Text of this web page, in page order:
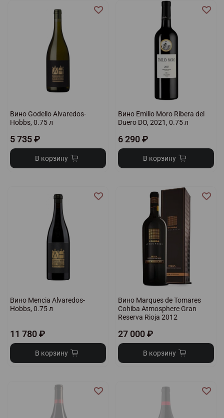
Вино Godello Alvaredos-
Hobbs, 0.75 л
5 735 ₽
В корзину
Вино Emilio Moro Ribera del
Duero DO, 2021, 0.75 л
6 290 ₽
В корзину
Вино Mencia Alvaredos-
Hobbs, 0.75 л
11 780 ₽
В корзину
Вино Marques de Tomares
Cohiba Atmosphere Gran
Reserva Rioja 2012
27 000 ₽
В корзину